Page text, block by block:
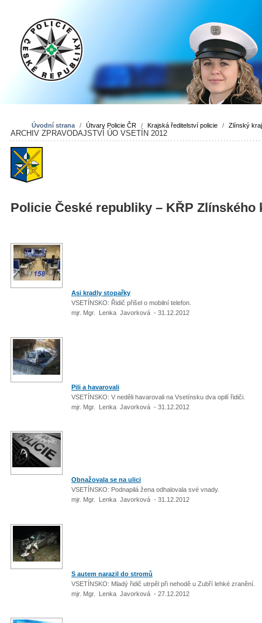
Úvodní strana / Útvary Policie ČR / Krajská ředitelství policie / Zlínský kraj
ARCHIV ZPRAVODAJSTVÍ ÚO VSETÍN 2012
Policie České republiky – KŘP Zlínského
Asi kradly stopařky
VSETÍNSKO: Řidič přišel o mobilní telefon.
mjr. Mgr. Lenka Javorková - 31.12.2012
Pili a havarovali
VSETÍNSKO: V neděli havarovali na Vsetínsku dva opilí řidiči.
mjr. Mgr. Lenka Javorková - 31.12.2012
Obnažovala se na ulici
VSETÍNSKO: Podnapilá žena odhalovala své vnady.
mjr. Mgr. Lenka Javorková - 31.12.2012
S autem narazil do stromů
VSETÍNSKO: Mladý řidič utrpěl při nehodě u Zubří lehké zranění.
mjr. Mgr. Lenka Javorková - 27.12.2012